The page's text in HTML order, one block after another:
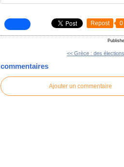
Repost 0
<< Grèce : des
commentaires
Ajouter un commentaire